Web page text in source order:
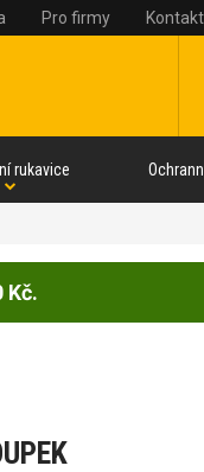
Pro firmy
rukavice
Kč.